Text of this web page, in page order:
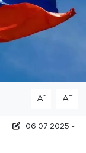
A- A+
06.07.2025 -